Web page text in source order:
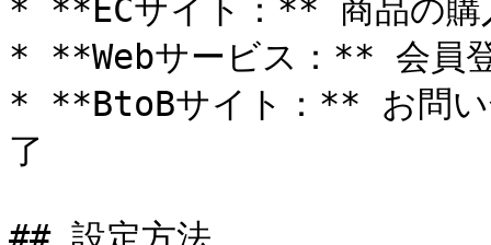
* **ECサイト：** 商品の購
* **Webサービス：** 会員
* **BtoBサイト：** お問い
了